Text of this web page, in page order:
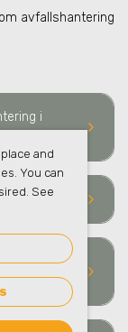
avfallshantering
keyboard_arrow_right
i
keyboard_arrow_right
keyboard_arrow_right
i
and
You can
See